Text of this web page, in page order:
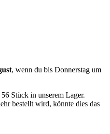
, wenn du bis Donnerstag um
Stück in unserem Lager.
bestellt wird, könnte dies das